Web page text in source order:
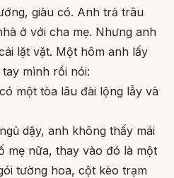
giàu có. Anh trả trâu
ở với cha mẹ. Nhưng anh
lặt vặt. Một hôm anh lấy
mình rồi nói:
một tòa lâu đài lộng lẫy và
dậy, anh không thấy mái
mẹ nữa, thay vào đó là một
tường hoa, cột kèo trạm